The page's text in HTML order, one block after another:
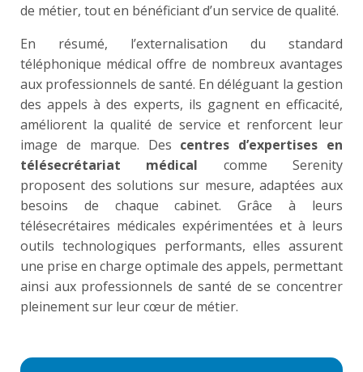
de métier, tout en bénéficiant d’un service de qualité.
En résumé, l’externalisation du standard
téléphonique médical offre de nombreux avantages
aux professionnels de santé. En déléguant la gestion
des appels à des experts, ils gagnent en efficacité,
améliorent la qualité de service et renforcent leur
image de marque. Des centres d’expertises en
télésecrétariat médical comme Serenity
proposent des solutions sur mesure, adaptées aux
besoins de chaque cabinet. Grâce à leurs
télésecrétaires médicales expérimentées et à leurs
outils technologiques performants, elles assurent
une prise en charge optimale des appels, permettant
ainsi aux professionnels de santé de se concentrer
pleinement sur leur cœur de métier.